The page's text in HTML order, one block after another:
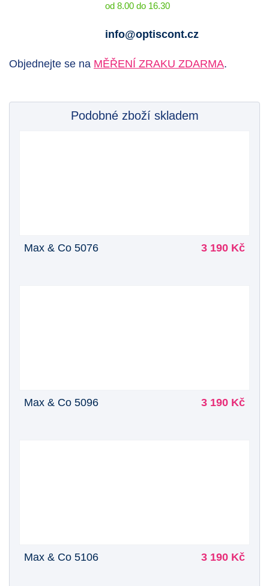
od 8.00 do 16.30
info@optiscont.cz
Objednejte se na MĚŘENÍ ZRAKU ZDARMA.
Podobné zboží skladem
Max & Co 5076 3 190 Kč
Max & Co 5096 3 190 Kč
Max & Co 5106 3 190 Kč